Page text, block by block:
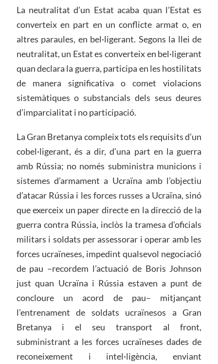
La neutralitat d’un Estat acaba quan l’Estat es
converteix en part en un conflicte armat o, en
altres paraules, en bel·ligerant. Segons la llei de
neutralitat, un Estat es converteix en bel·ligerant
quan declara la guerra, participa en les hostilitats
de manera significativa o comet violacions
sistemàtiques o substancials dels seus deures
d’imparcialitat i no participació.
La Gran Bretanya compleix tots els requisits d’un
cobel·ligerant, és a dir, d’una part en la guerra
amb Rússia; no només subministra municions i
sistemes d’armament a Ucraïna amb l’objectiu
d’atacar Rússia i les forces russes a Ucraïna, sinó
que exerceix un paper directe en la direcció de la
guerra contra Rússia, inclòs la tramesa d’oficials
militars i soldats per assessorar i operar amb les
forces ucraïneses, impedint qualsevol negociació
de pau –recordem l’actuació de Boris Johnson
just quan Ucraïna i Rússia estaven a punt de
concloure un acord de pau– mitjançant
l’entrenament de soldats ucraïnesos a Gran
Bretanya i el seu transport al front,
subministrant a les forces ucraïneses dades de
reconeixement i intel·ligència, enviant